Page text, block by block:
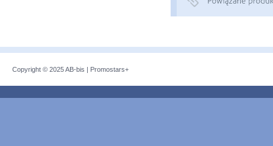
Copyright © 2025AB-bis | Promostars+